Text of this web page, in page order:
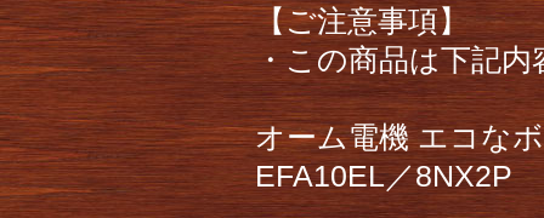
【ご注意事項】
・この商品は下記
オーム電機 エコな
EFA10EL／8NX2P